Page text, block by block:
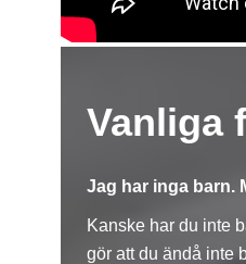
Vanliga
Jag har inga barn.
Kanske har du inte
gör att du ändå inte